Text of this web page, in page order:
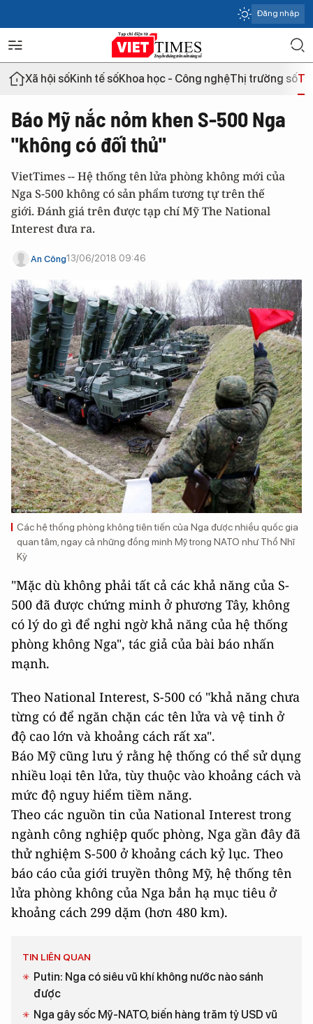
Đăng nhập
Xã hội sốKinh tế sốKhoa học - Công nghệThị trường số
Báo Mỹ nắc nỏm khen S-500 Nga
"không có đối thủ"
VietTimes -- Hệ thống tên lửa phòng không mới của
Nga S-500 không có sản phẩm tương tự trên thế
giới. Đánh giá trên được tạp chí Mỹ The National
Interest đưa ra.
An Công13/06/2018 09:46
Các hệ thống phòng không tiên tiến của Nga được nhiều quốc gia
quan tâm, ngay cả những đồng minh Mỹ trong NATO như Thổ Nhĩ
Kỳ
"Mặc dù không phải tất cả các khả năng của S-
500 đã được chứng minh ở phương Tây, không
có lý do gì để nghi ngờ khả năng của hệ thống
phòng không Nga", tác giả của bài báo nhấn
mạnh.
Theo National Interest, S-500 có "khả năng chưa
từng có để ngăn chặn các tên lửa và vệ tinh ở
độ cao lớn và khoảng cách rất xa".
Báo Mỹ cũng lưu ý rằng hệ thống có thể sử dụng
nhiều loại tên lửa, tùy thuộc vào khoảng cách và
mức độ nguy hiểm tiềm năng.
Theo các nguồn tin của National Interest trong
ngành công nghiệp quốc phòng, Nga gần đây đã
thử nghiệm S-500 ở khoảng cách kỷ lục. Theo
báo cáo của giới truyền thông Mỹ, hệ thống tên
lửa phòng không của Nga bắn hạ mục tiêu ở
khoảng cách 299 dặm (hơn 480 km).
TIN LIÊN QUAN
Putin: Nga có siêu vũ khí không nước nào sánh
được
Nga gây sốc Mỹ-NATO, biến hàng trăm tỷ USD vũ